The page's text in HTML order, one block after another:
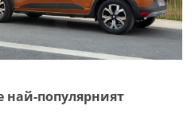
най-популярният